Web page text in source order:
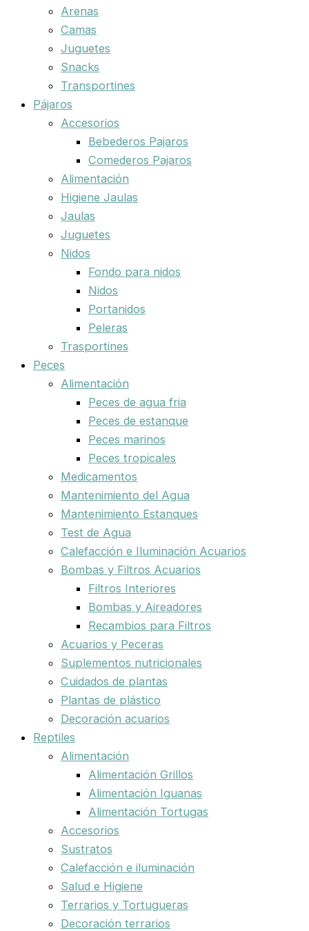
Arenas
Camas
Juguetes
Snacks
Transportines
Pájaros
Accesorios
Bebederos Pajaros
Comederos Pajaros
Alimentación
Higiene Jaulas
Jaulas
Juguetes
Nidos
Fondo para nidos
Nidos
Portanidos
Peleras
Trasportines
Peces
Alimentación
Peces de agua fria
Peces de estanque
Peces marinos
Peces tropicales
Medicamentos
Mantenimiento del Agua
Mantenimiento Estanques
Test de Agua
Calefacción e Iluminación Acuarios
Bombas y Filtros Acuarios
Filtros Interiores
Bombas y Aireadores
Recambios para Filtros
Acuarios y Peceras
Suplementos nutricionales
Cuidados de plantas
Plantas de plástico
Decoración acuarios
Reptiles
Alimentación
Alimentación Grillos
Alimentación Iguanas
Alimentación Tortugas
Accesorios
Sustratos
Calefacción e iluminación
Salud e Higiene
Terrarios y Tortugueras
Decoración terrarios